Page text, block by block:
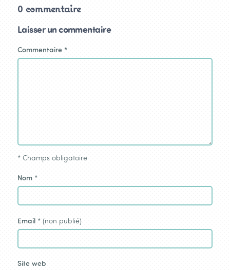
0 commentaire
Laisser un commentaire
Commentaire *
* Champs obligatoire
Nom *
Email * (non publié)
Site web